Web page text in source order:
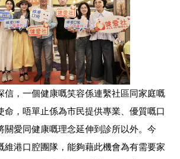
信，一個健康嘅笑容係連繫社區同家庭嘅
命，唔單止係為市民提供專業、優質嘅口
關愛同健康嘅理念延伸到診所以外。今
維港口腔團隊，能夠藉此機會為有需要家